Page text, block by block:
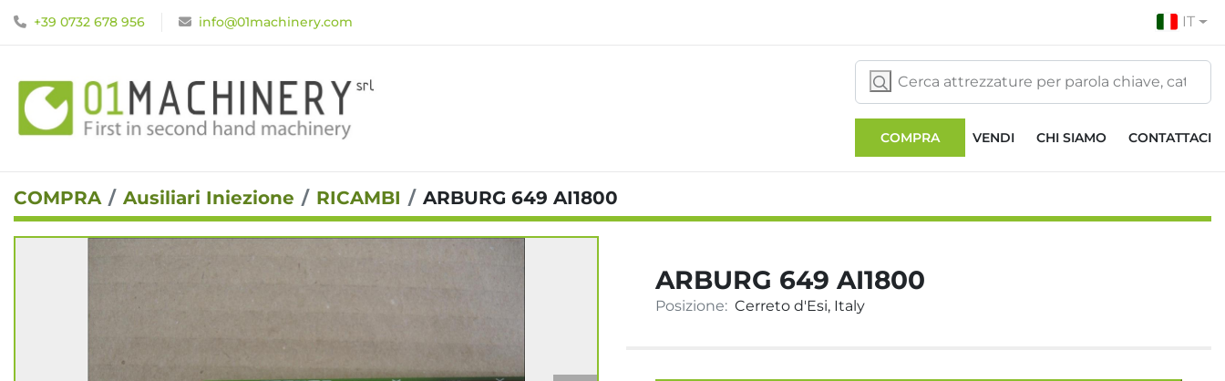
+39 0732 678 956 info@01machinery.com IT
COMPRA VENDI CHI SIAMO CONTATTACI
COMPRA Ausiliari Iniezione RICAMBI ARBURG 649 AI1800
ARBURG 649 AI1800
Posizione: Cerreto d'Esi, Italy